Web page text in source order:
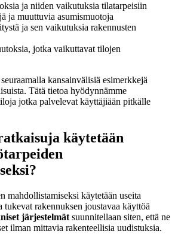
ja niiden vaikutuksia tilatarpeisiin
ja muuttuvia asumismuotoja
ja sen vaikutuksia rakennusten
jotka vaikuttavat tilojen
kansainvälisiä esimerkkejä
Tätä tietoa hyödynnämme
jotka palvelevat käyttäjiään pitkälle
käytetään
mahdollistamiseksi käytetään useita
tukevat rakennuksen joustavaa käyttöä
järjestelmät suunnitellaan siten, että ne
ilman mittavia rakenteellisia uudistuksia.